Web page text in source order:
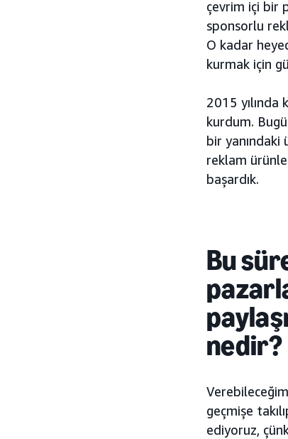
çevrim içi bir
sponsorlu
O kadar
kurmak için
2015 yılında
kurdum.
bir yanındaki
reklam
başardık.
Bu
nedir?
geçmişe
ediyoruz,